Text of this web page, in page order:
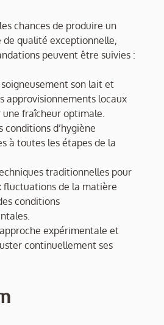
chances de produire un
de qualité exceptionnelle,
peuvent être suivies :
son lait et
approvisionnements locaux
fraîcheur optimale.
conditions d’hygiène
à toutes les étapes de la
traditionnelles pour
fluctuations de la matière
conditions
expérimentale et
continuellement ses